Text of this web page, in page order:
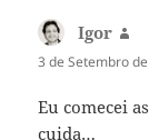
Igor
3 de Setembro
Eu comecei
cuida…